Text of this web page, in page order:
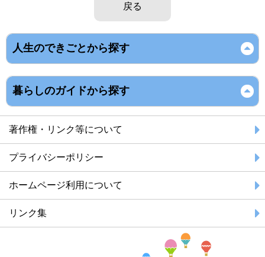
戻る
人生のできごとから探す
暮らしのガイドから探す
著作権・リンク等について
プライバシーポリシー
ホームページ利用について
リンク集